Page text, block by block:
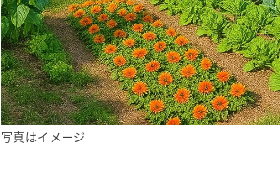
写真はイメージ